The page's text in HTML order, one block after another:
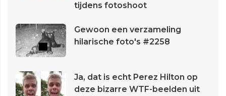
tijdens fotoshoot
Gewoon een verzameling
hilarische foto's #2258
Ja, dat is echt Perez Hilton op
deze bizarre WTF-beelden uit